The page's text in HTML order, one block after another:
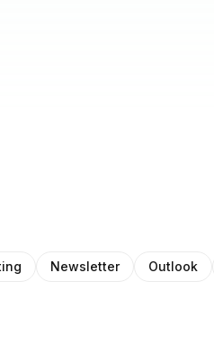
Newsletter Outlook